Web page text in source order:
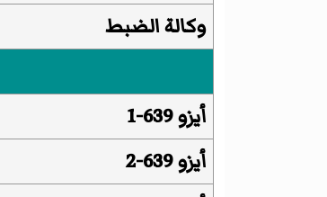
وكالة الضبط
أيزو 639-1
أيزو 639-2